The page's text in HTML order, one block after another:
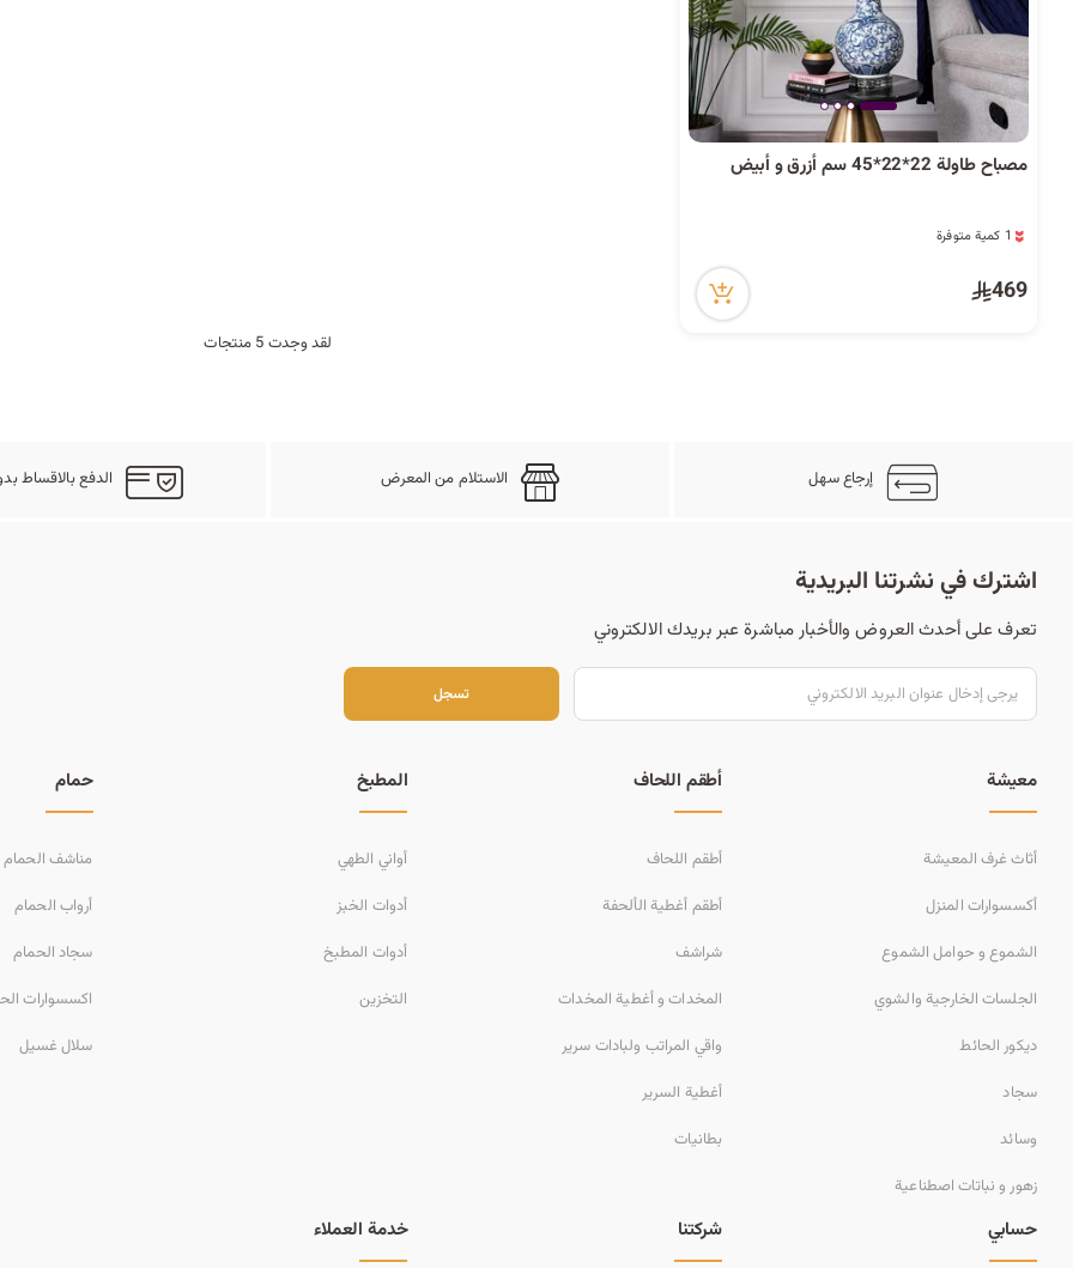
مصباح طاولة 22*22*45 سم أزرق و أبيض
1 كمية متوفرة
469
لقد وجدت 5 منتجات
إرجاع سهل الاستلام من المعرض الدفع بالاقساط
اشترك في نشرتنا البريدية
تعرف على أحدث العروض والأخبار مباشرة عبر بريدك الالكتروني
تسجل
تسجل معيشة
أثاث غرف المعيشة
أكسسوارات المنزل
الشموع و حوامل الشموع
الجلسات الخارجية والشوي
ديكور الحائط
سجاد
وسائد
زهور و نباتات اصطناعية
أطقم اللحاف
أطقم اللحاف
أطقم أغطية الألحفة
شراشف
المخدات و أغطية المخدات
واقي المراتب ولبادات سرير
أغطية السرير
بطانيات
المطبخ
أواني الطهي
أدوات الخبز
أدوات المطبخ
التخزين
حمام
مناشف الحمام
أرواب الحمام
سجاد الحمام
اكسسوارات
سلال غسيل
حسابي شركتنا خدمة العملاء